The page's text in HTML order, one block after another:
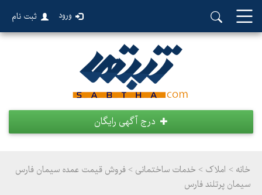
ورود ثبت نام
درج آگهی رایگان
خانه > املاک > خدمات ساختمانی > فروش قیمت عمده سیمان فارس
سیمان پرتلند فارس